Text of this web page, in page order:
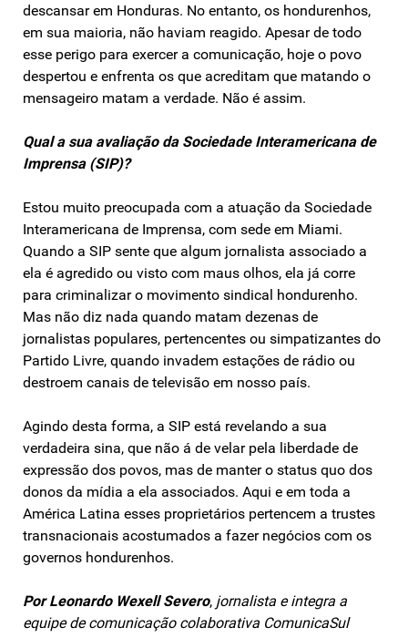
descansar em Honduras. No entanto, os hondurenhos,
em sua maioria, não haviam reagido. Apesar de todo
esse perigo para exercer a comunicação, hoje o povo
despertou e enfrenta os que acreditam que matando o
mensageiro matam a verdade. Não é assim.
Qual a sua avaliação da Sociedade Interamericana de
Imprensa (SIP)?
Estou muito preocupada com a atuação da Sociedade
Interamericana de Imprensa, com sede em Miami.
Quando a SIP sente que algum jornalista associado a
ela é agredido ou visto com maus olhos, ela já corre
para criminalizar o movimento sindical hondurenho.
Mas não diz nada quando matam dezenas de
jornalistas populares, pertencentes ou simpatizantes do
Partido Livre, quando invadem estações de rádio ou
destroem canais de televisão em nosso país.
Agindo desta forma, a SIP está revelando a sua
verdadeira sina, que não á de velar pela liberdade de
expressão dos povos, mas de manter o status quo dos
donos da mídia a ela associados. Aqui e em toda a
América Latina esses proprietários pertencem a trustes
transnacionais acostumados a fazer negócios com os
governos hondurenhos.
Por Leonardo Wexell Severo, jornalista e integra a
equipe de comunicação colaborativa ComunicaSul